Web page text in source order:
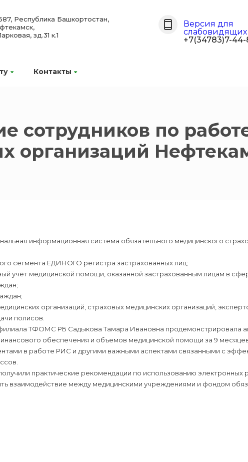
Контакты
Республика Башкортостан,
зд.31 к.1
Версия для
слабовидящих
+7(34783)7-
сотрудников по
информационная система обязательного медицинского
сегмента ЕДИНОГО регистра застрахованных лиц;
учёт медицинской помощи, оказанной застрахованным лицам в
организаций, страховых медицинских организаций,
полисов.
ТФОМС РБ Садыкова Тамара Ивановна продемонстрировала
обеспечения и объемов медицинской помощи за 9 месяцев
в работе РИС и другими важными аспектами связанными с
практические рекомендации по использованию электронных
взаимодействие между медицинскими учреждениями и фондом